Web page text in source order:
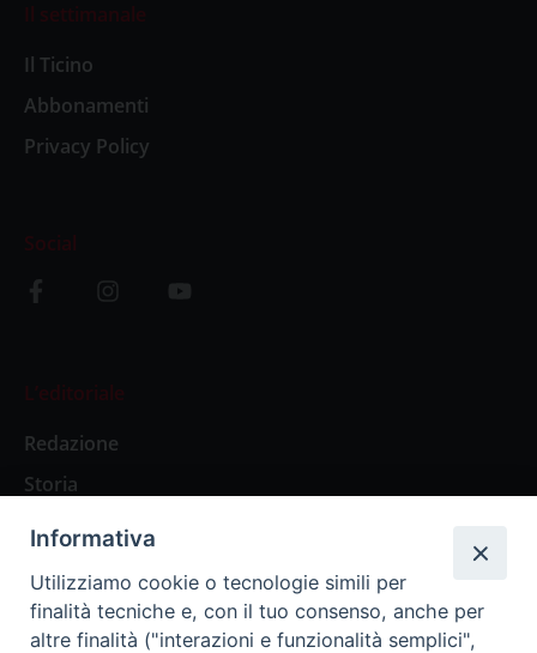
Il settimanale
Il Ticino
Abbonamenti
Privacy Policy
Social
L’editoriale
Redazione
Storia
Abbonamenti
Abbonamento Annuale Digitale
Informativa
Utilizziamo cookie o tecnologie simili per
finalità tecniche e, con il tuo consenso, anche per
altre finalità ("interazioni e funzionalità semplici",